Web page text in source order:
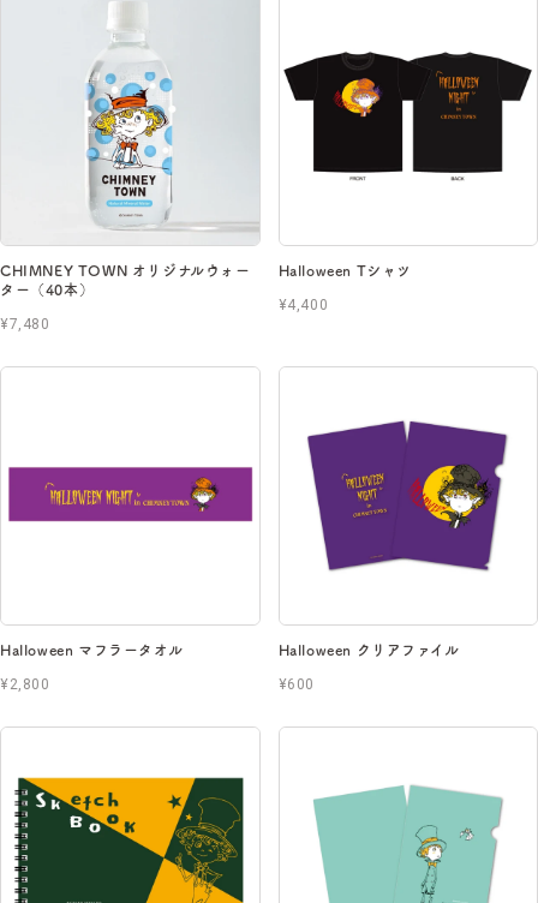
CHIMNEY TOWN オリジナルウォー
ター（40本）
¥7,480
Halloween Tシャツ
¥4,400
Halloween マフラータオル
¥2,800
Halloween クリアファイル
¥600